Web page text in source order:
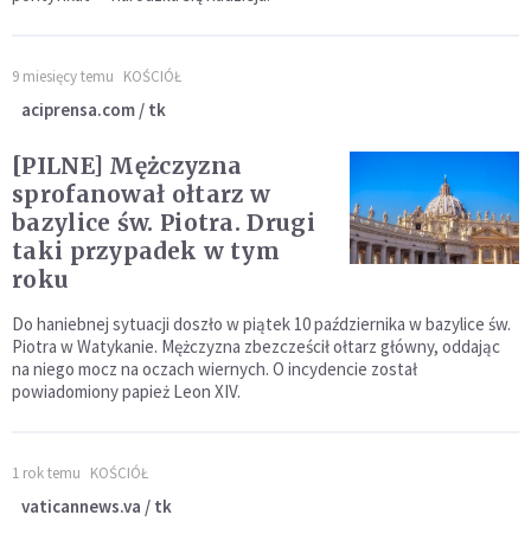
9 miesięcy temu KOŚCIÓŁ
aciprensa.com / tk
[PILNE] Mężczyzna
sprofanował ołtarz w
bazylice św. Piotra. Drugi
taki przypadek w tym
roku
Do haniebnej sytuacji doszło w piątek 10 października w bazylice św.
Piotra w Watykanie. Mężczyzna zbezcześcił ołtarz główny, oddając
na niego mocz na oczach wiernych. O incydencie został
powiadomiony papież Leon XIV.
1 rok temu KOŚCIÓŁ
vaticannews.va / tk